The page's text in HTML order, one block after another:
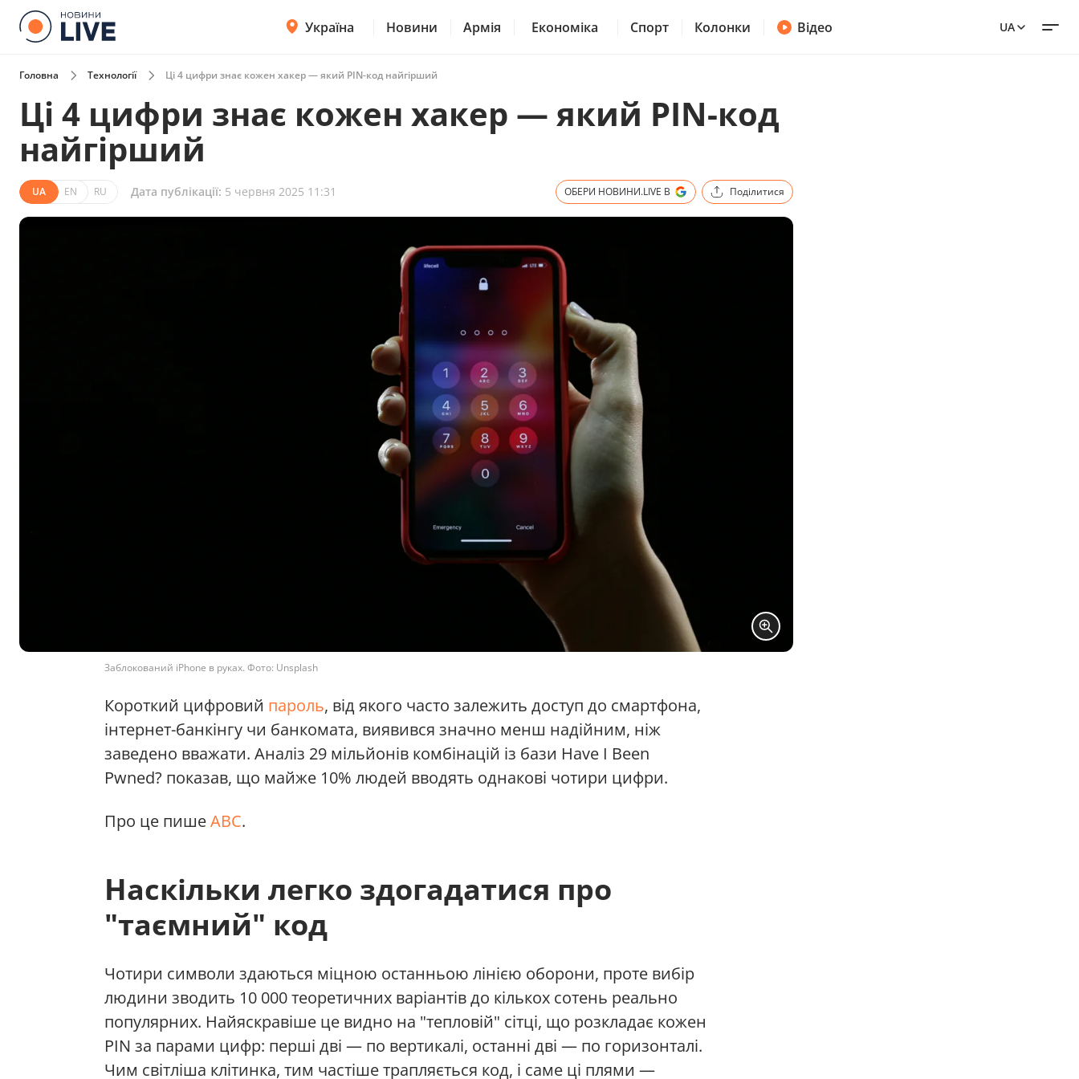
Україна Новини Армія Економіка Спорт Колонки Відео UA
Головна Технології Ці 4 цифри знає кожен хакер — який PIN-код найгірший
Ці 4 цифри знає кожен хакер — який PIN-код
найгірший
UA EN RU Дата публікації: 5 червня 2025 11:31 ОБЕРИ НОВИНИ.LIVE В Поділитися
Заблокований iPhone в руках. Фото: Unsplash
Короткий цифровий пароль, від якого часто залежить доступ до смартфона,
інтернет-банкінгу чи банкомата, виявився значно менш надійним, ніж
заведено вважати. Аналіз 29 мільйонів комбінацій із бази Have I Been
Pwned? показав, що майже 10% людей вводять однакові чотири цифри.
Про це пишеABC.
Наскільки легко здогадатися про
"таємний" код
Чотири символи здаються міцною останньою лінією оборони, проте вибір
людини зводить 10 000 теоретичних варіантів до кількох сотень реально
популярних. Найяскравіше це видно на "тепловій" сітці, що розкладає кожен
PIN за парами цифр: перші дві — по вертикалі, останні дві — по горизонталі.
Чим світліша клітинка, тим частіше трапляється код, і саме ці плями —